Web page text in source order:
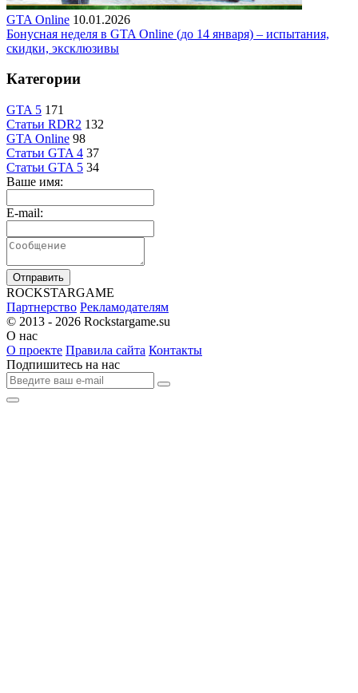
GTA Online 10.01.2026
Бонусная неделя в GTA Online (до 14 января) – испытания,
скидки, эксклюзивы
Категории
GTA 5 171
Статьи RDR2 132
GTA Online 98
Статьи GTA 4 37
Статьи GTA 5 34
Ваше имя:
E-mail:
Отправить
ROCKSTARGAME
Партнерство Рекламодателям
© 2013 - 2026 Rockstargame.su
О нас
О проекте Правила сайта Контакты
Подпишитесь на нас